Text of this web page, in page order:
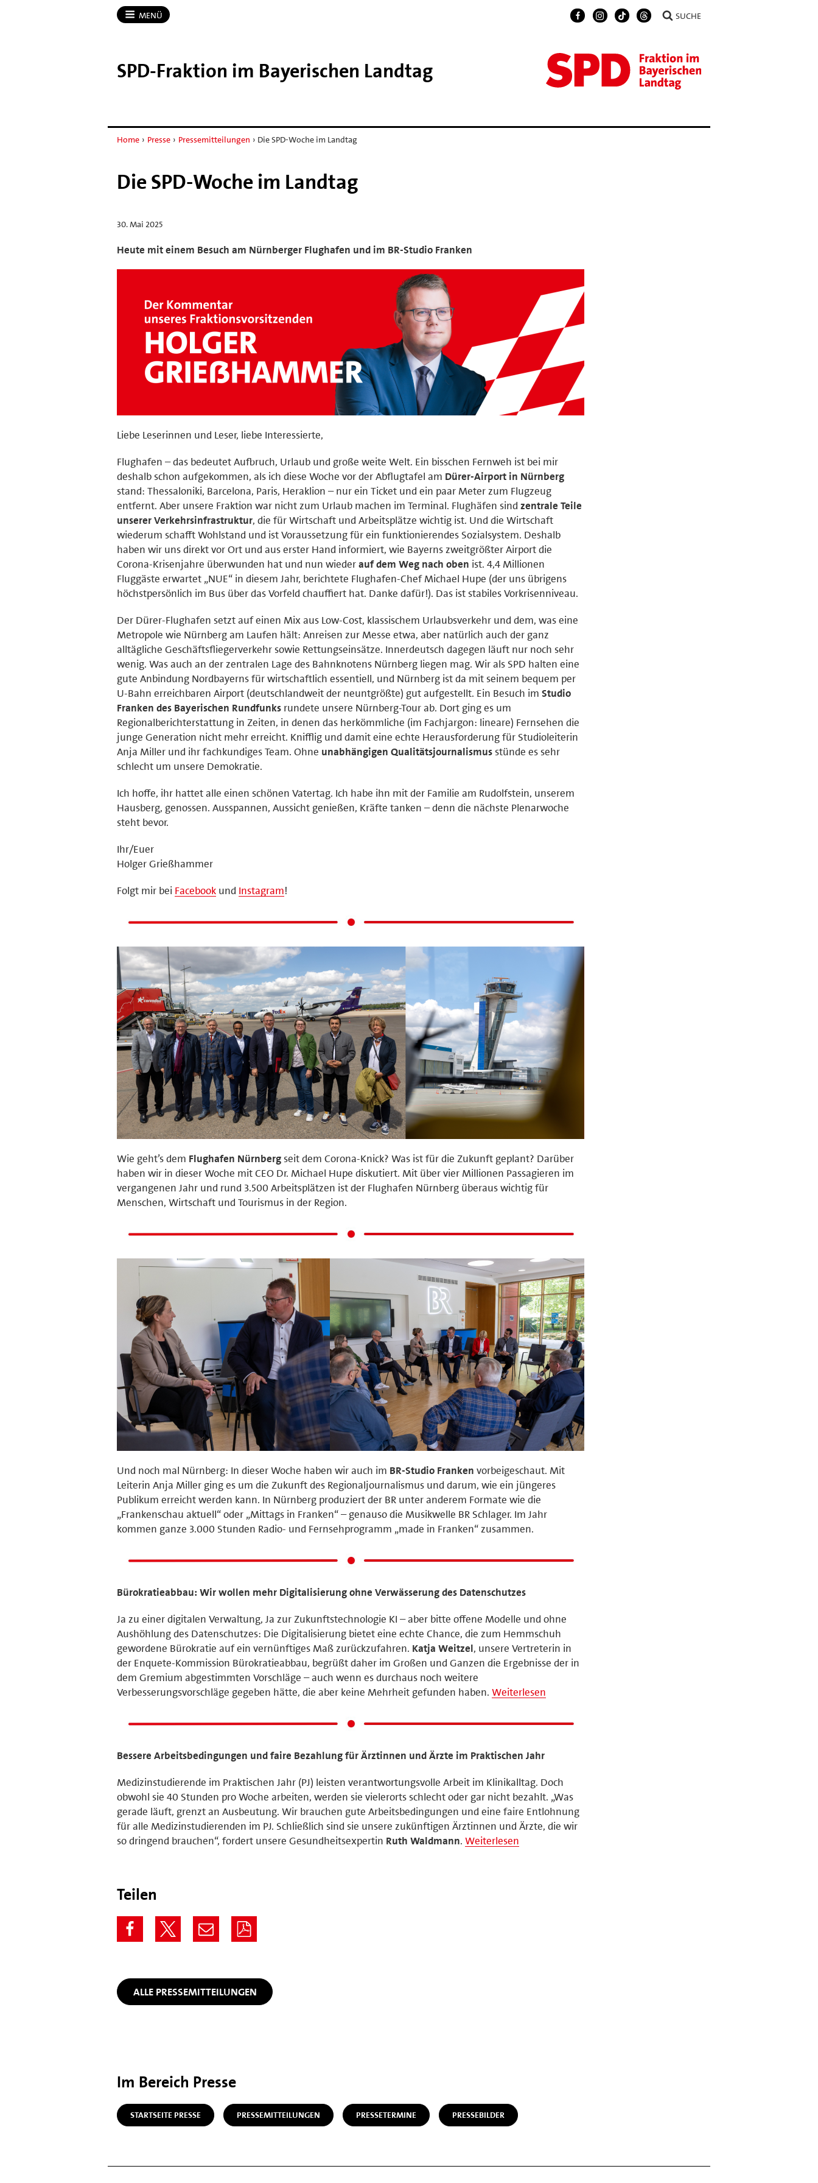
MENÜ SUCHE
SPD-​Fraktion im Bayerischen Landtag
Home › Presse › Pressemitteilungen › Die SPD-Woche im Landtag
Die SPD-Woche im Landtag
30. Mai 2025
Heute mit einem Besuch am Nürnberger Flughafen und im BR-Studio Franken
Liebe Leserinnen und Leser, liebe Interessierte,
Flughafen – das bedeutet Aufbruch, Urlaub und große weite Welt. Ein bisschen Fernweh ist bei mir
deshalb schon aufgekommen, als ich diese Woche vor der Abflugtafel am Dürer-Airport in Nürnberg
stand: Thessaloniki, Barcelona, Paris, Heraklion – nur ein Ticket und ein paar Meter zum Flugzeug
entfernt. Aber unsere Fraktion war nicht zum Urlaub machen im Terminal. Flughäfen sind zentrale Teile
unserer Verkehrsinfrastruktur, die für Wirtschaft und Arbeitsplätze wichtig ist. Und die Wirtschaft
wiederum schafft Wohlstand und ist Voraussetzung für ein funktionierendes Sozialsystem. Deshalb
haben wir uns direkt vor Ort und aus erster Hand informiert, wie Bayerns zweitgrößter Airport die
Corona-Krisenjahre überwunden hat und nun wiederauf dem Weg nach oben ist. 4,4 Millionen
Fluggäste erwartet „NUE“ in diesem Jahr, berichtete Flughafen-Chef Michael Hupe (der uns übrigens
höchstpersönlich im Bus über das Vorfeld chauffiert hat. Danke dafür!). Das ist stabiles Vorkrisenniveau.
Der Dürer-Flughafen setzt auf einen Mix aus Low-Cost, klassischem Urlaubsverkehr und dem, was eine
Metropole wie Nürnberg am Laufen hält: Anreisen zur Messe etwa, aber natürlich auch der ganz
alltägliche Geschäftsfliegerverkehr sowie Rettungseinsätze. Innerdeutsch dagegen läuft nur noch sehr
wenig. Was auch an der zentralen Lage des Bahnknotens Nürnberg liegen mag. Wir als SPD halten eine
gute Anbindung Nordbayerns für wirtschaftlich essentiell, und Nürnberg ist da mit seinem bequem per
U-Bahn erreichbaren Airport (deutschlandweit der neuntgrößte) gut aufgestellt. Ein Besuch im Studio
Franken des Bayerischen Rundfunks rundete unsere Nürnberg-Tour ab. Dort ging es um
Regionalberichterstattung in Zeiten, in denen das herkömmliche (im Fachjargon: lineare) Fernsehen die
junge Generation nicht mehr erreicht. Knifflig und damit eine echte Herausforderung für Studioleiterin
Anja Miller und ihr fachkundiges Team. Ohne unabhängigen Qualitätsjournalismus stünde es sehr
schlecht um unsere Demokratie.
Ich hoffe, ihr hattet alle einen schönen Vatertag. Ich habe ihn mit der Familie am Rudolfstein, unserem
Hausberg, genossen. Ausspannen, Aussicht genießen, Kräfte tanken – denn die nächste Plenarwoche
steht bevor.
Ihr/Euer
Holger Grießhammer
Folgt mir bei Facebook und Instagram!
Wie geht’s dem Flughafen Nürnberg seit dem Corona-Knick? Was ist für die Zukunft geplant? Darüber
haben wir in dieser Woche mit CEO Dr. Michael Hupe diskutiert. Mit über vier Millionen Passagieren im
vergangenen Jahr und rund 3.500 Arbeitsplätzen ist der Flughafen Nürnberg überaus wichtig für
Menschen, Wirtschaft und Tourismus in der Region.
Und noch mal Nürnberg: In dieser Woche haben wir auch im BR-Studio Franken vorbeigeschaut. Mit
Leiterin Anja Miller ging es um die Zukunft des Regionaljournalismus und darum, wie ein jüngeres
Publikum erreicht werden kann. In Nürnberg produziert der BR unter anderem Formate wie die
„Frankenschau aktuell“ oder „Mittags in Franken“ – genauso die Musikwelle BR Schlager. Im Jahr
kommen ganze 3.000 Stunden Radio- und Fernsehprogramm „made in Franken“ zusammen.
Bürokratieabbau: Wir wollen mehr Digitalisierung ohne Verwässerung des Datenschutzes
Ja zu einer digitalen Verwaltung, Ja zur Zukunftstechnologie KI – aber bitte offene Modelle und ohne
Aushöhlung des Datenschutzes: Die Digitalisierung bietet eine echte Chance, die zum Hemmschuh
gewordene Bürokratie auf ein vernünftiges Maß zurückzufahren. Katja Weitzel, unsere Vertreterin in
der Enquete-Kommission Bürokratieabbau, begrüßt daher im Großen und Ganzen die Ergebnisse der in
dem Gremium abgestimmten Vorschläge – auch wenn es durchaus noch weitere
Verbesserungsvorschläge gegeben hätte, die aber keine Mehrheit gefunden haben. Weiterlesen
Bessere Arbeitsbedingungen und faire Bezahlung für Ärztinnen und Ärzte im Praktischen Jahr
Medizinstudierende im Praktischen Jahr (PJ) leisten verantwortungsvolle Arbeit im Klinikalltag. Doch
obwohl sie 40 Stunden pro Woche arbeiten, werden sie vielerorts schlecht oder gar nicht bezahlt. „Was
gerade läuft, grenzt an Ausbeutung. Wir brauchen gute Arbeitsbedingungen und eine faire Entlohnung
für alle Medizinstudierenden im PJ. Schließlich sind sie unsere zukünftigen Ärztinnen und Ärzte, die wir
so dringend brauchen“, fordert unsere Gesundheitsexpertin Ruth Waldmann. Weiterlesen
Teilen
ALLE PRESSEMITTEILUNGEN
Im Bereich Presse
STARTSEITE PRESSE PRESSEMITTEILUNGEN PRESSETERMINE PRESSEBILDER